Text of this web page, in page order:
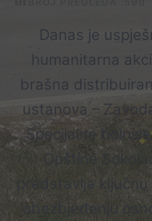
Danas je
humanitarna
brašna
ustanova –
Specijalne
Opštine
predstavlja
obezbjeđenju